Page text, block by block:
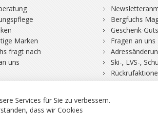
Marken
fragt nach
uns
Bergfuchs
Geschenk-
Fragen an uns
Ski-, LVS-,
DSV-
Services für Sie zu verbessern.
dass wir Cookies